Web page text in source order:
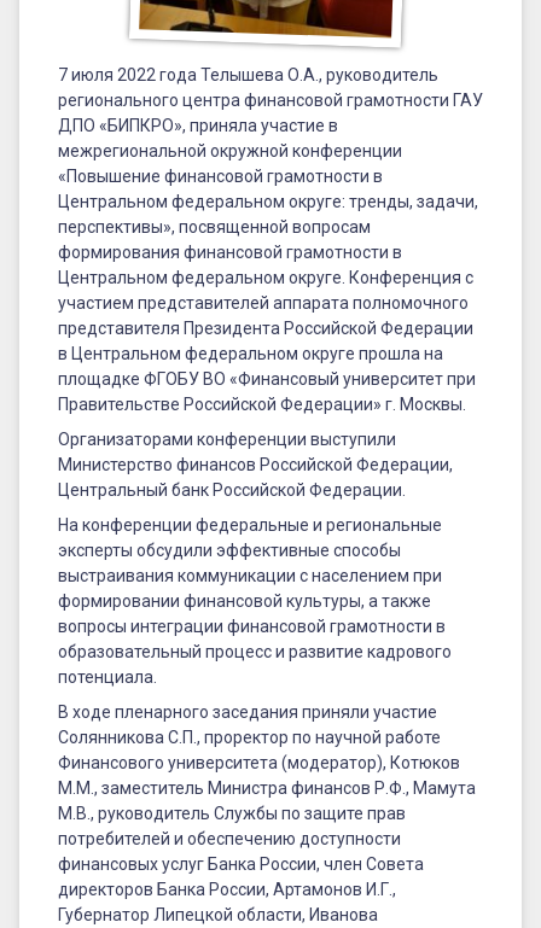
Федерации»
состоялась
конференция
вопросу
развития
финансовой
грамотности
7 июля 2022 года Телышева О.А., руководитель
регионального центра финансовой грамотности ГАУ
ДПО «БИПКРО», приняла участие в
межрегиональной окружной конференции
«Повышение финансовой грамотности в
Центральном федеральном округе: тренды, задачи,
перспективы», посвященной вопросам
формирования финансовой грамотности в
Центральном федеральном округе. Конференция с
участием представителей аппарата полномочного
представителя Президента Российской Федерации
в Центральном федеральном округе прошла на
площадке ФГОБУ ВО «Финансовый университет при
Правительстве Российской Федерации» г. Москвы.
Организаторами конференции выступили
Министерство финансов Российской Федерации,
Центральный банк Российской Федерации.
На конференции федеральные и региональные
эксперты обсудили эффективные способы
выстраивания коммуникации с населением при
формировании финансовой культуры, а также
вопросы интеграции финансовой грамотности в
образовательный процесс и развитие кадрового
потенциала.
В ходе пленарного заседания приняли участие
Солянникова С.П., проректор по научной работе
Финансового университета (модератор), Котюков
М.М., заместитель Министра финансов Р.Ф., Мамута
М.В., руководитель Службы по защите прав
потребителей и обеспечению доступности
финансовых услуг Банка России, член Совета
директоров Банка России, Артамонов И.Г.,
Губернатор Липецкой области, Иванова